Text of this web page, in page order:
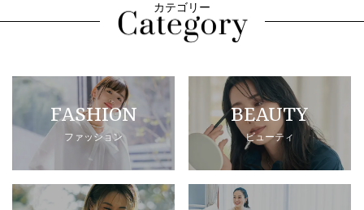
カテゴリー
FASHION
ファッション
BEAUTY
ビューティ